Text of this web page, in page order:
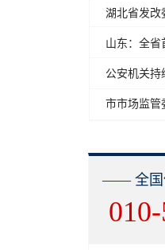
—— 全国